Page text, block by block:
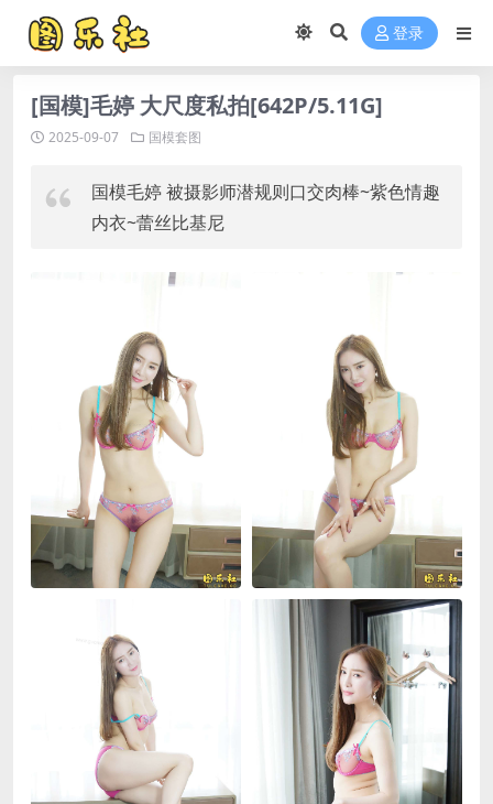
登录
[国模]毛婷 大尺度私拍[642P/5.11G]
2025-09-07 国模套图
国模毛婷 被摄影师潜规则口交肉棒~紫色情趣
内衣~蕾丝比基尼